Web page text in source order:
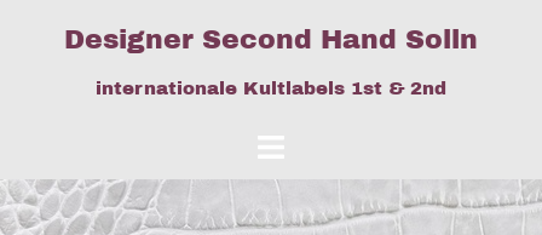
Designer Second Hand Solln
internationale Kultlabels 1st & 2nd